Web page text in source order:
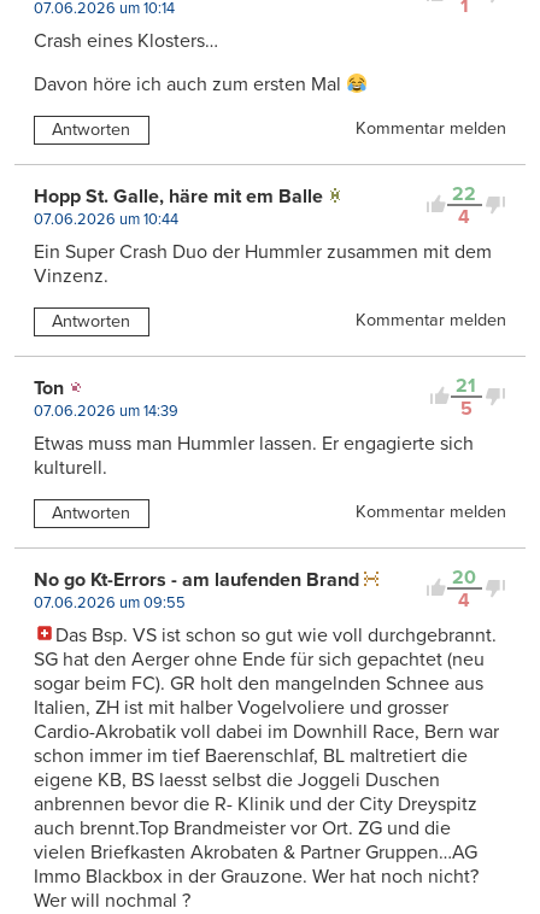
1
07.06.2026 um 10:14
Crash eines Klosters…
Davon höre ich auch zum ersten Mal
Antworten Kommentar melden
22
4
Hopp St. Galle, häre mit em Balle
07.06.2026 um 10:44
Ein Super Crash Duo der Hummler zusammen mit dem
Vinzenz.
Antworten Kommentar melden
21
5
Ton
07.06.2026 um 14:39
Etwas muss man Hummler lassen. Er engagierte sich
kulturell.
Antworten Kommentar melden
20
4
No go Kt-Errors - am laufenden Brand
07.06.2026 um 09:55
Das Bsp. VS ist schon so gut wie voll durchgebrannt.
SG hat den Aerger ohne Ende für sich gepachtet (neu
sogar beim FC). GR holt den mangelnden Schnee aus
Italien, ZH ist mit halber Vogelvoliere und grosser
Cardio-Akrobatik voll dabei im Downhill Race, Bern war
schon immer im tief Baerenschlaf, BL maltretiert die
eigene KB, BS laesst selbst die Joggeli Duschen
anbrennen bevor die R- Klinik und der City Dreyspitz
auch brennt.Top Brandmeister vor Ort. ZG und die
vielen Briefkasten Akrobaten & Partner Gruppen…AG
Immo Blackbox in der Grauzone. Wer hat noch nicht?
Wer will nochmal ?